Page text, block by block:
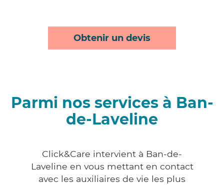
Obtenir un devis
Parmi nos services à Ban-
de-Laveline
Click&Care intervient à Ban-de-
Laveline en vous mettant en contact
avec les auxiliaires de vie les plus